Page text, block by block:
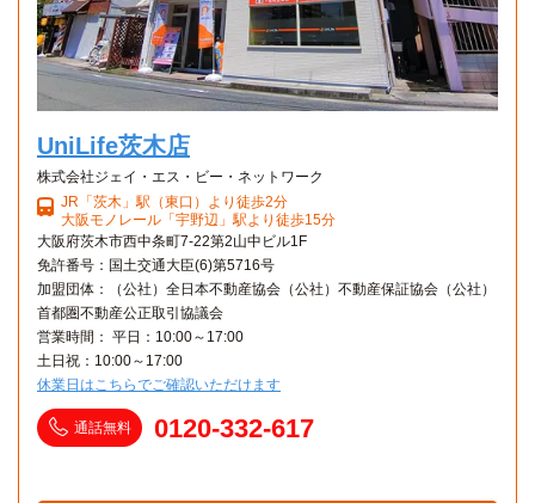
UniLife茨木店
株式会社ジェイ・エス・ビー・ネットワーク
JR「茨木」駅（東口）より徒歩2分
大阪モノレール「宇野辺」駅より徒歩15分
大阪府茨木市西中条町7-22第2山中ビル1F
免許番号：国土交通大臣(6)第5716号
加盟団体：（公社）全日本不動産協会（公社）不動産保証協会（公社）
首都圏不動産公正取引協議会
営業時間： 平日：10:00～17:00
土日祝：10:00～17:00
休業日はこちらでご確認いただけます
通話無料 0120-332-617